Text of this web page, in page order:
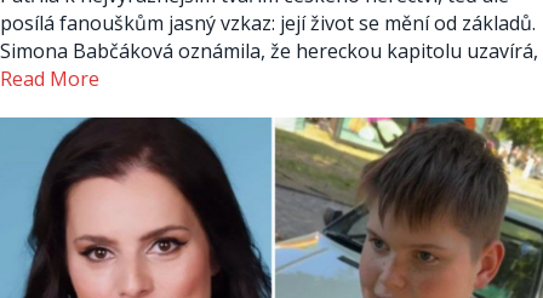
posílá fanouškům jasný vzkaz: její život se mění od základů.
Simona Babčáková oznámila, že hereckou kapitolu uzavírá,
Read More